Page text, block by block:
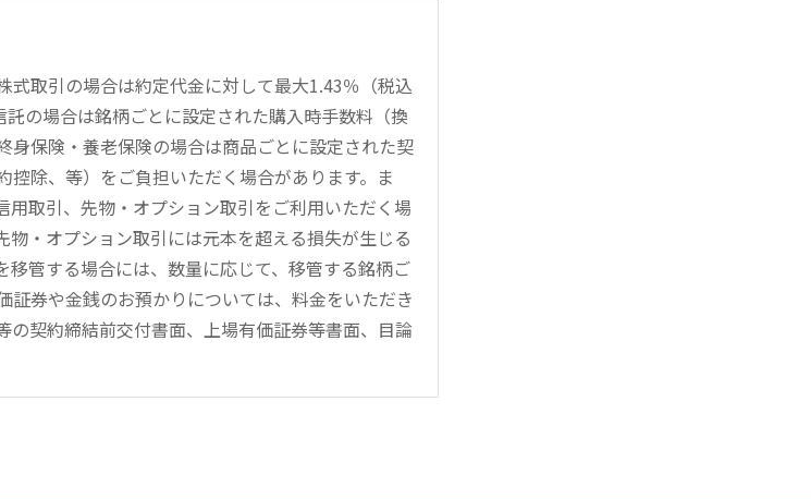
取引の場合は約定代金に対して最大1.43％（税込
の場合は銘柄ごとに設定された購入時手数料（換
保険・養老保険の場合は商品ごとに設定された契
除、等）をご負担いただく場合があります。ま
取引、先物・オプション取引をご利用いただく場
・オプション取引には元本を超える損失が生じる
管する場合には、数量に応じて、移管する銘柄ご
券や金銭のお預かりについては、料金をいただき
契約締結前交付書面、上場有価証券等書面、目論